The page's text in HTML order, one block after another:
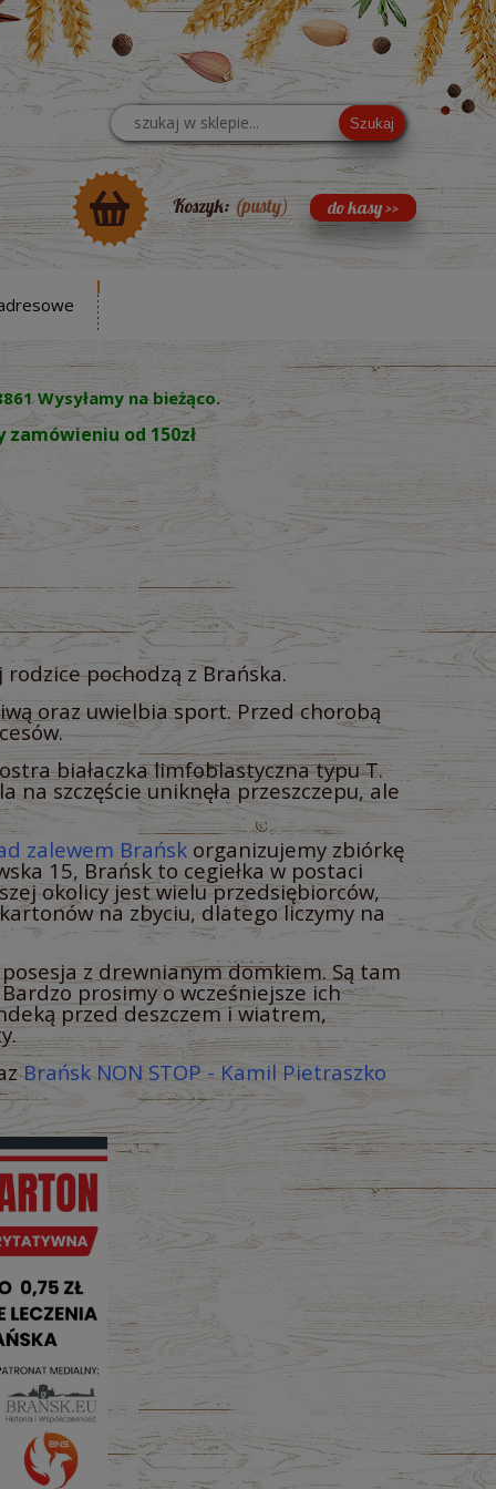
Szukaj
Koszyk: (pusty)
Wysyłamy na bieżąco.
od 150zł
rodzice pochodzą z Brańska.
oraz uwielbia sport. Przed chorobą
białaczka limfoblastyczna typu T.
na szczęście uniknęła przeszczepu, ale
zalewem Brańsk organizujemy zbiórkę
15, Brańsk to cegiełka w postaci
okolicy jest wielu przedsiębiorców,
na zbyciu, dlatego liczymy na
z drewnianym domkiem. Są tam
prosimy o wcześniejsze ich
przed deszczem i wiatrem,
Brańsk NON STOP - Kamil Pietraszko